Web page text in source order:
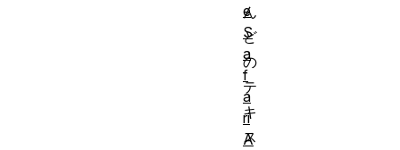
ん
ど
の
テ
キ
ス
e
S
a
f
a
ri
A